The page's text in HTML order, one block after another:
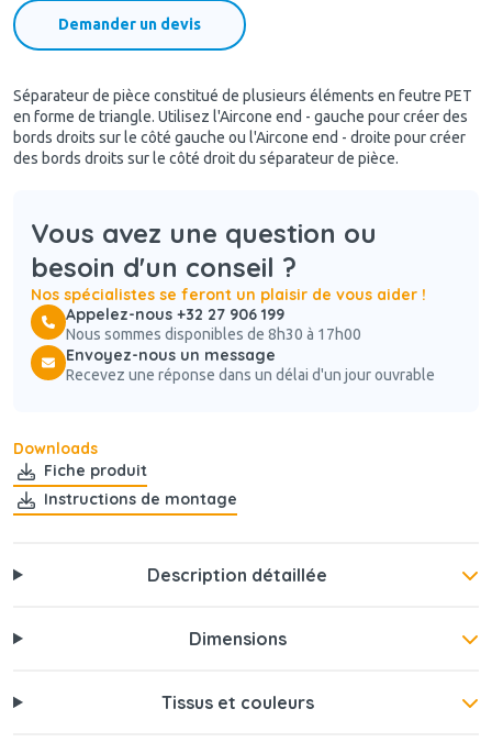
Demander un devis
Séparateur de pièce constitué de plusieurs éléments en feutre PET
en forme de triangle. Utilisez l'Aircone end - gauche pour créer des
bords droits sur le côté gauche ou l'Aircone end - droite pour créer
des bords droits sur le côté droit du séparateur de pièce.
Vous avez une question ou
besoin d'un conseil ?
Nos spécialistes se feront un plaisir de vous aider !
Appelez-nous +32 27 906 199
Nous sommes disponibles de 8h30 à 17h00
Envoyez-nous un message
Recevez une réponse dans un délai d'un jour ouvrable
Downloads
Fiche produit
Instructions de montage
Description détaillée
Dimensions
Tissus et couleurs